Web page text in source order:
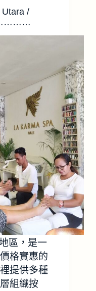
/
區，是一
格實惠的
提供多種
組織按